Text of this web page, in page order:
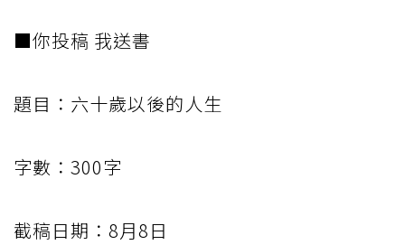
■你投稿 我送書
題目：六十歲以後的人生
字數：300字
截稿日期：8月8日